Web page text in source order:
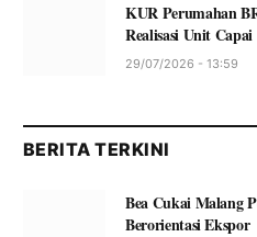
KUR Perumahan
Realisasi Unit Capai
29/07/2026 - 13:59
BERITA TERKINI
Bea Cukai Malang
Berorientasi Ekspor